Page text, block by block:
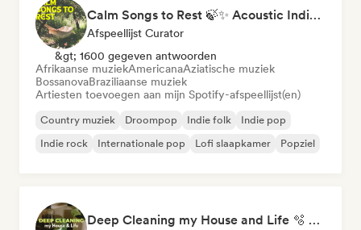
Calm Songs to Rest 🍃✨ Acoustic Indie Folk & Singer-Songwriter
Afspeellijst Curator
&gt; 1600 gegeven antwoorden
Afrikaanse muziekAmericanaAziatische muziek
BossanovaBraziliaanse muziek
Artiesten toevoegen aan mijn Spotify-afspeellijst(en)
Country muziek Droompop Indie folk
Indie pop
Indie rock
Internationale pop Lofi slaapkamer Popziel
Deep Cleaning my House and Life 🫧 Bedroom Pop & Indie Pop